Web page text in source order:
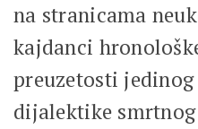
na stranicama
kajdanci
preuzetosti jedinog
dijalektike